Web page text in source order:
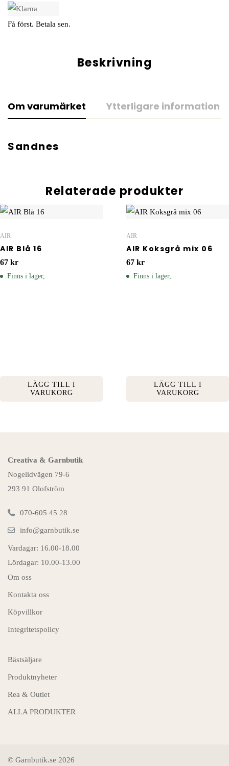
Få först. Betala sen.
Beskrivning
Om varumärket Ytterligare information
Sandnes
Relaterade produkter
AIR
AIR Blå 16
67 kr
Finns i lager,
LÄGG TILL I
VARUKORG
AIR
AIR Koksgrå mix 06
67 kr
Finns i lager,
LÄGG TILL I
VARUKORG
Creativa & Garnbutik
Nogelidvägen 79-6
293 91 Olofström
070-605 45 28
info@garnbutik.se
Vardagar: 16.00-18.00
Lördagar: 10.00-13.00
Om oss
Kontakta oss
Köpvillkor
Integritetspolicy
Bästsäljare
Produktnyheter
Rea & Outlet
ALLA PRODUKTER
© Garnbutik.se 2026